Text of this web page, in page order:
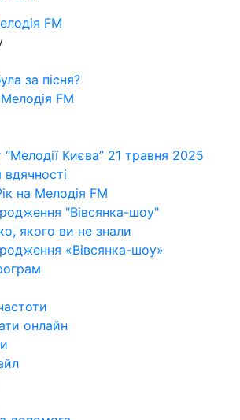
FM
за пісня?
FM
“Мелодії Києва” 21 травня 2025
на Мелодія FM
"Вівсянка-шоу"
якого ви не знали
«Вівсянка-шоу»
онлайн